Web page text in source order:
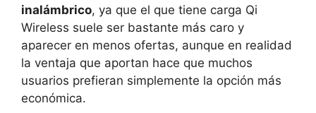
inalámbrico, ya que el que tiene carga Qi
Wireless suele ser bastante más caro y
aparecer en menos ofertas, aunque en realidad
la ventaja que aportan hace que muchos
usuarios prefieran simplemente la opción más
económica.